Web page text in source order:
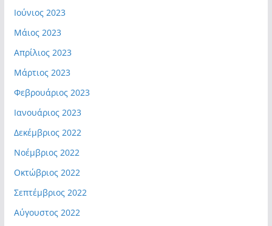
Ιούνιος 2023
Μάιος 2023
Απρίλιος 2023
Μάρτιος 2023
Φεβρουάριος 2023
Ιανουάριος 2023
Δεκέμβριος 2022
Νοέμβριος 2022
Οκτώβριος 2022
Σεπτέμβριος 2022
Αύγουστος 2022